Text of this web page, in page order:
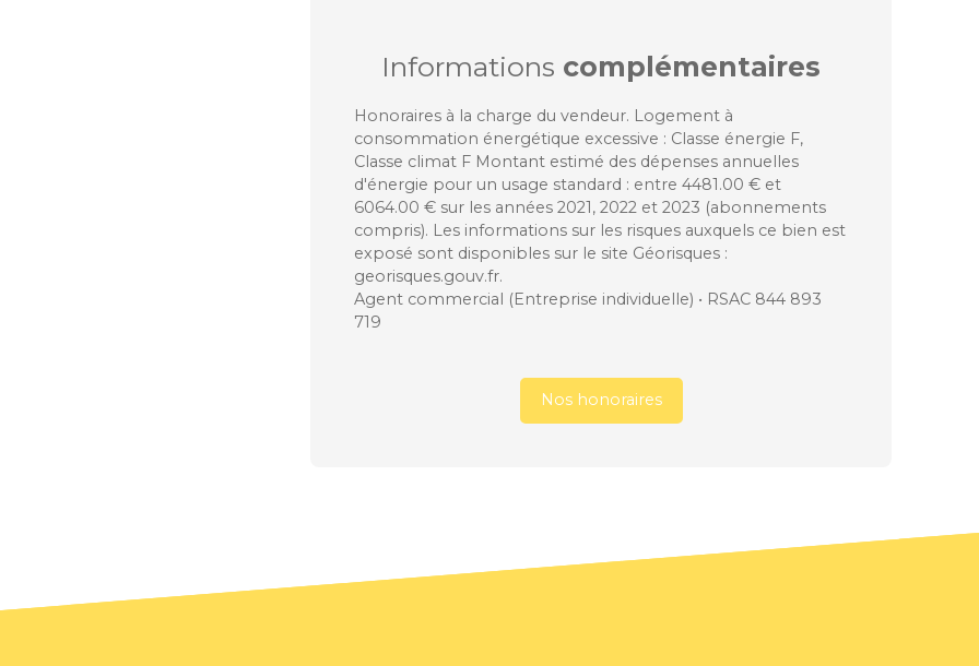
Informations complémentaires
Honoraires à la charge du vendeur. Logement à
consommation énergétique excessive : Classe énergie F,
Classe climat F Montant estimé des dépenses annuelles
d'énergie pour un usage standard : entre 4481.00 € et
6064.00 € sur les années 2021, 2022 et 2023 (abonnements
compris). Les informations sur les risques auxquels ce bien est
exposé sont disponibles sur le site Géorisques :
georisques.gouv.fr.
Agent commercial (Entreprise individuelle) • RSAC 844 893
719
Nos honoraires